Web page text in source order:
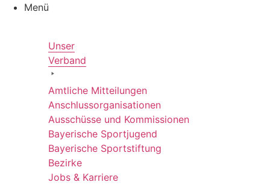
Zum
Menü
Unser
Verband
Amtli­che Mitteilungen
Anschluss­or­ga­ni­sa­tio­nen
Ausschüsse und Kommissionen
Baye­ri­sche Sportjugend
Baye­ri­sche Sportstiftung
Bezirke
Jobs & Karriere